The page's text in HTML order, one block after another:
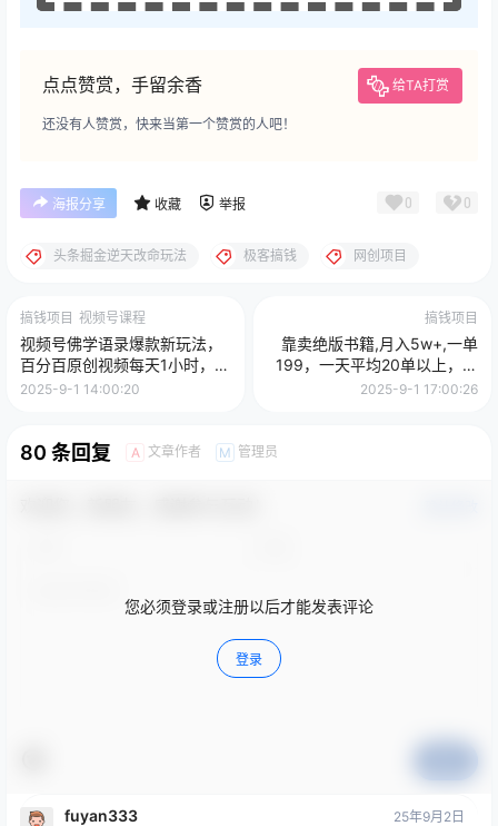
点点赞赏，手留余香 给TA打赏
还没有人赞赏，快来当第一个赞赏的人吧！
海报分享 收藏 举报 0 0
头条掘金逆天改命玩法 极客搞钱 网创项目
搞钱项目 视频号课程
视频号佛学语录爆款新玩法，
百分百原创视频每天1小时，轻
松月入1w+
2025-9-1 14:00:20
搞钱项目
靠卖绝版书籍,月入5w+,一单
199，一天平均20单以上，最
高收益日入4500+
2025-9-1 17:00:26
80 条回复 A 文章作者 M 管理员
您必须登录或注册以后才能发表评论
登录
fuyan333 25年9月2日